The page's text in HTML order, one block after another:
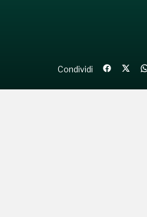
Condividi